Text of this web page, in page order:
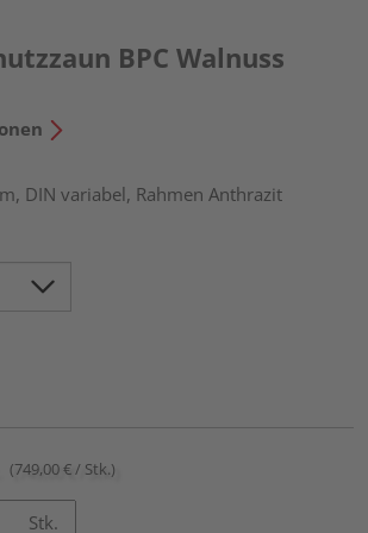
BPC Walnuss
DIN variabel, Rahmen Anthrazit
(749,00 € / Stk.)
Stk.